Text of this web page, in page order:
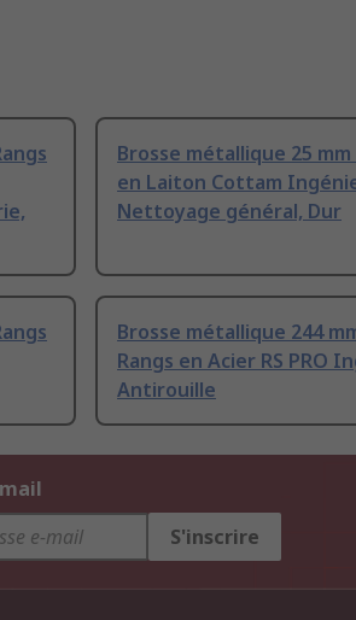
Brosse métallique 25 mm
en Laiton Cottam
Nettoyage général, Dur
Brosse métallique 244
Rangs en Acier RS PRO
Antirouille
S'inscrire